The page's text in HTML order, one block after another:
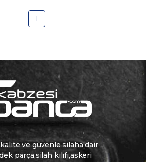
1
kalite ve güvenle silaha dair
parça,silah kılıfı,askeri